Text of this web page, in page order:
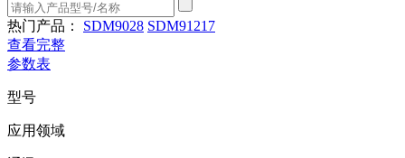
热门产品： SDM9028 SDM91217
查看完整
参数表
型号
应用领域